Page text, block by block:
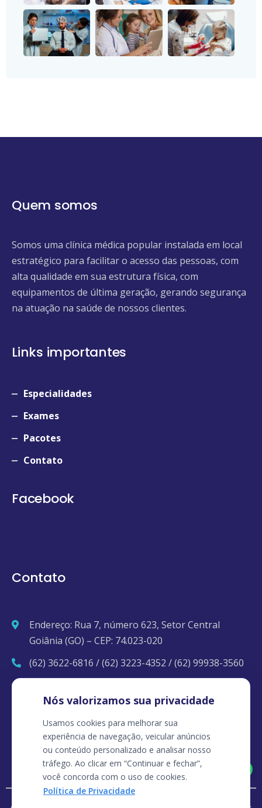
Nós valorizamos sua privacidade
Usamos cookies para melhorar sua
experiência de navegação, veicular anúncios
ou conteúdo personalizado e analisar nosso
tráfego. Ao clicar em “Continuar e fechar”,
você concorda com o uso de cookies.
Política de Privacidade
Quem somos
Somos uma clínica médica popular instalada em local
estratégico para facilitar o acesso das pessoas, com
alta qualidade em sua estrutura física, com
equipamentos de última geração, gerando segurança
na atuação na saúde de nossos clientes.
Links importantes
Especialidades
Exames
Pacotes
Contato
Facebook
Contato
Endereço: Rua 7, número 623, Setor Central
Goiânia (GO) – CEP: 74.023-020
(62) 3622-6816 / (62) 3223-4352 / (62) 99938-3560
Agendar pelo Whatsapp